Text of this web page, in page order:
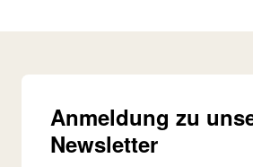
Anmeldung zu
Newsletter